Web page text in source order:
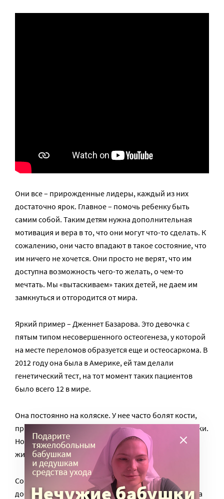
Они все – прирожденные лидеры, каждый из них
достаточно ярок. Главное – помочь ребенку быть
самим собой. Таким детям нужна дополнительная
мотивация и вера в то, что они могут что-то сделать. К
сожалению, они часто впадают в такое состояние, что
им ничего не хочется. Они просто не верят, что им
доступна возможность чего-то желать, о чем-то
мечтать. Мы «вытаскиваем» таких детей, не даем им
замкнуться и отгородится от мира.
Яркий пример – Дженнет Базарова. Это девочка с
пятым типом несовершенного остеогенеза, у которой
на месте переломов образуется еще и остеосаркома. В
2012 году она была в Америке, ей там делали
генетический тест, на тот момент таких пациентов
было всего 12 в мире.
Она постоянно на коляске. У нее часто болят кости,
при малейшем ударе на них образуются новые шишки.
Но более мудрого человека я не встречала в своей
жизни.
Совсем недавно мы запустили проект «Уроки
доброты», и Дженнет проводит их в школах. Девочка